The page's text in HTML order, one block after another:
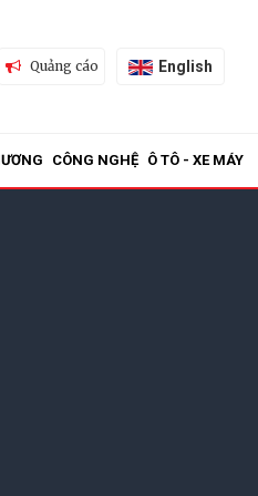
Quảng cáo English
CÔNG NGHỆ Ô TÔ - XE MÁY